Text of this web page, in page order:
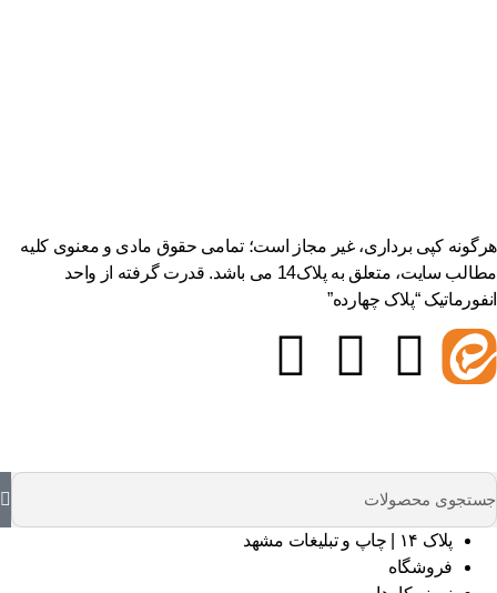
هرگونه کپی برداری، غیر مجاز است؛ تمامی حقوق مادی و معنوی کلیه
مطالب سایت، متعلق به پلاک14 می باشد. قدرت گرفته از واحد
انفورماتیک “پلاک چهارده”
پلاک ۱۴ | چاپ و تبلیغات مشهد
فروشگاه